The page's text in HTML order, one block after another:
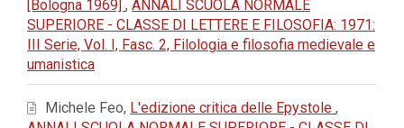
[Bologna 1969] , ANNALI SCUOLA NORMALE
SUPERIORE - CLASSE DI LETTERE E FILOSOFIA: 1971:
III Serie, Vol. I, Fasc. 2, Filologia e filosofia medievale e
umanistica
Michele Feo, L'edizione critica delle Epystole ,